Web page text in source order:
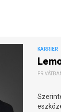
KARRIER